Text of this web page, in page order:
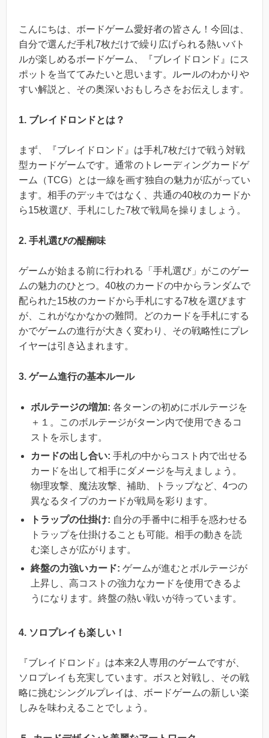
こんにちは、ボードゲーム愛好者の皆さん！今回は、
自分で選んだ手札7枚だけで繰り広げられる熱いバト
ルが楽しめるボードゲーム、『ブレイドロンド』にス
ポットを当ててみたいと思います。ルールのわかりや
すい解説と、その奥深いおもしろさをお伝えします。
1. ブレイドロンドとは？
まず、『ブレイドロンド』は手札7枚だけで戦う対戦
型カードゲームです。通常のトレーディングカードゲ
ーム（TCG）とは一線を画す独自の魅力が広がってい
ます。相手のデッキではなく、共通の40枚のカードか
ら15枚選び、手札にした7枚で戦局を操りましょう。
2. 手札選びの醍醐味
ゲームが始まる前に行われる「手札選び」がこのゲー
ムの魅力のひとつ。40枚のカードの中からランダムで
配られた15枚のカードから手札にする7枚を選びます
が、これがなかなかの難問。どのカードを手札にする
かでゲームの進行が大きく変わり、その戦略性にプレ
イヤーは引き込まれます。
3. ゲーム進行の基本ルール
ボルテージの増加: 各ターンの初めにボルテージを
＋１。このボルテージがターン内で使用できるコ
ストを示します。
カードの出し合い: 手札の中からコスト内で出せる
カードを出して相手にダメージを与えましょう。
物理攻撃、魔法攻撃、補助、トラップなど、4つの
異なるタイプのカードが戦局を彩ります。
トラップの仕掛け: 自分の手番中に相手を惑わせる
トラップを仕掛けることも可能。相手の動きを読
む楽しさが広がります。
終盤の力強いカード: ゲームが進むとボルテージが
上昇し、高コストの強力なカードを使用できるよ
うになります。終盤の熱い戦いが待っています。
4. ソロプレイも楽しい！
『ブレイドロンド』は本来2人専用のゲームですが、
ソロプレイも充実しています。ボスと対戦し、その戦
略に挑むシングルプレイは、ボードゲームの新しい楽
しみを味わえることでしょう。